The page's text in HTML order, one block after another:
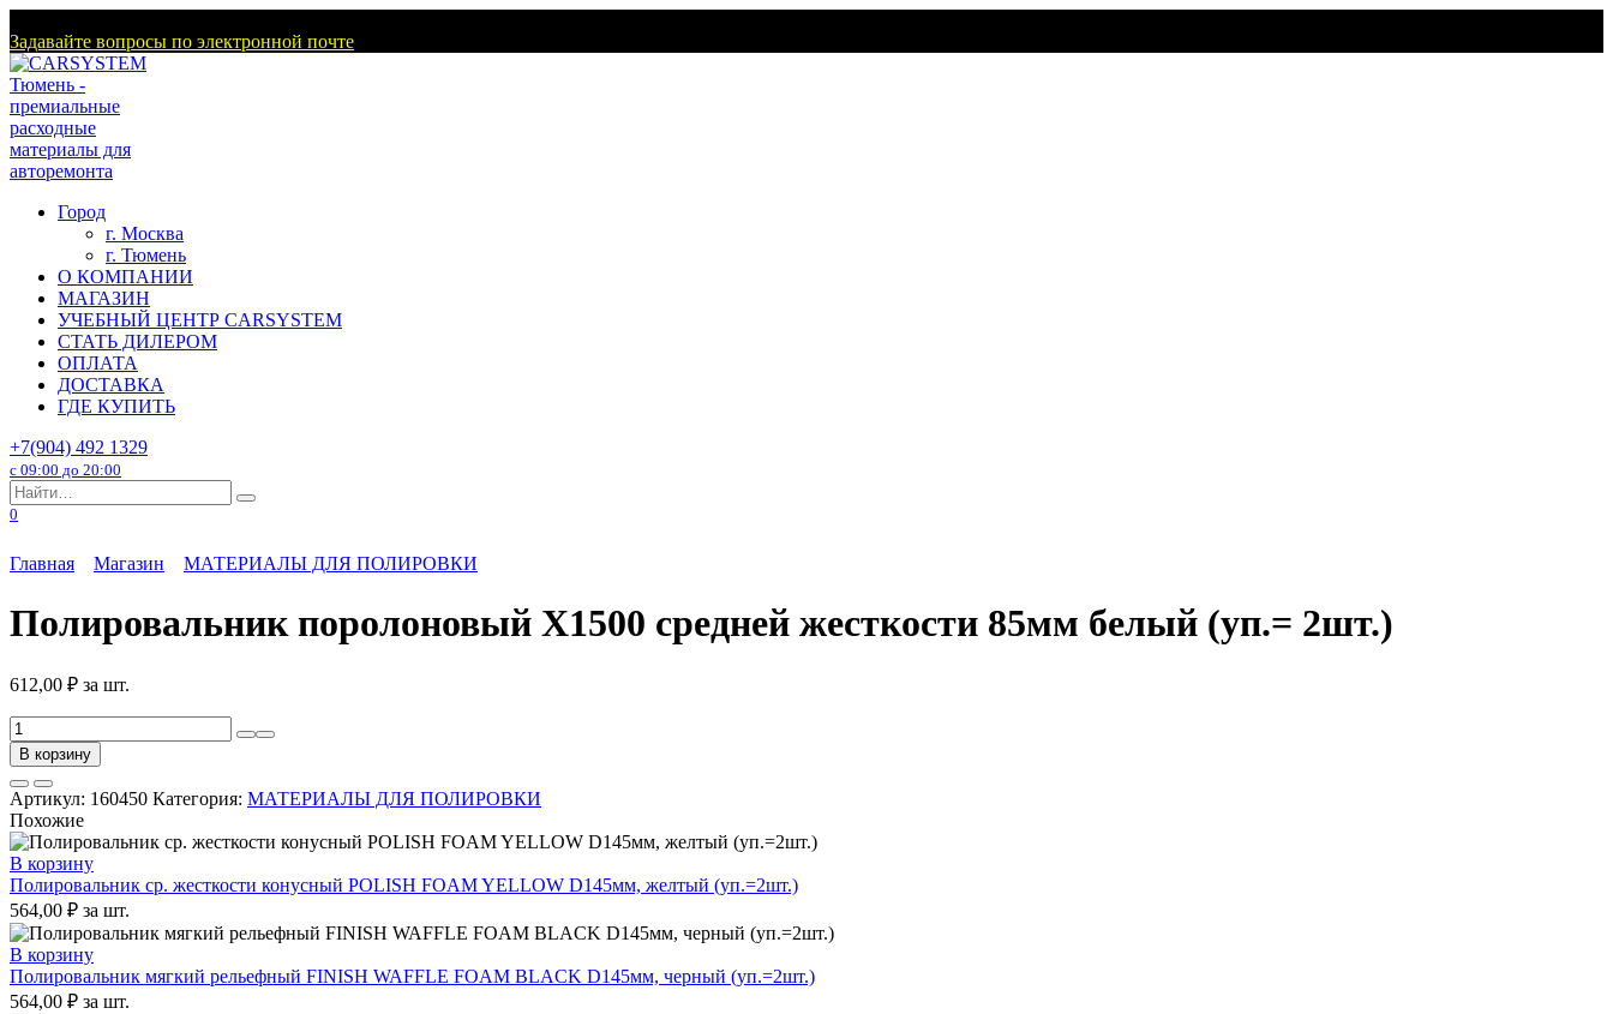
к
содержанию
Задавайте вопросы по электронной почте
Город
г. Москва
г. Тюмень
О КОМПАНИИ
МАГАЗИН
УЧЕБНЫЙ ЦЕНТР CARSYSTEM
СТАТЬ ДИЛЕРОМ
ОПЛАТА
ДОСТАВКА
ГДЕ КУПИТЬ
+7(904) 492 1329
с 09:00 до 20:00
Search
for:
0
Главная Магазин МАТЕРИАЛЫ ДЛЯ ПОЛИРОВКИ
Полировальник поролоновый X1500 средней жесткости 85мм белый (уп.= 2шт.)
612,00 ₽ за шт.
Количество
товара
Полировальник
поролоновый
X1500
средней
жесткости
85мм
белый
(уп.=
2шт.)
В корзину
Артикул: 160450 Категория: МАТЕРИАЛЫ ДЛЯ ПОЛИРОВКИ
Похожие
В корзину
Полировальник ср. жесткости конусный POLISH FOAM YELLOW D145мм, желтый (уп.=2шт.)
564,00 ₽ за шт.
В корзину
Полировальник мягкий рельефный FINISH WAFFLE FOAM BLACK D145мм, черный (уп.=2шт.)
564,00 ₽ за шт.